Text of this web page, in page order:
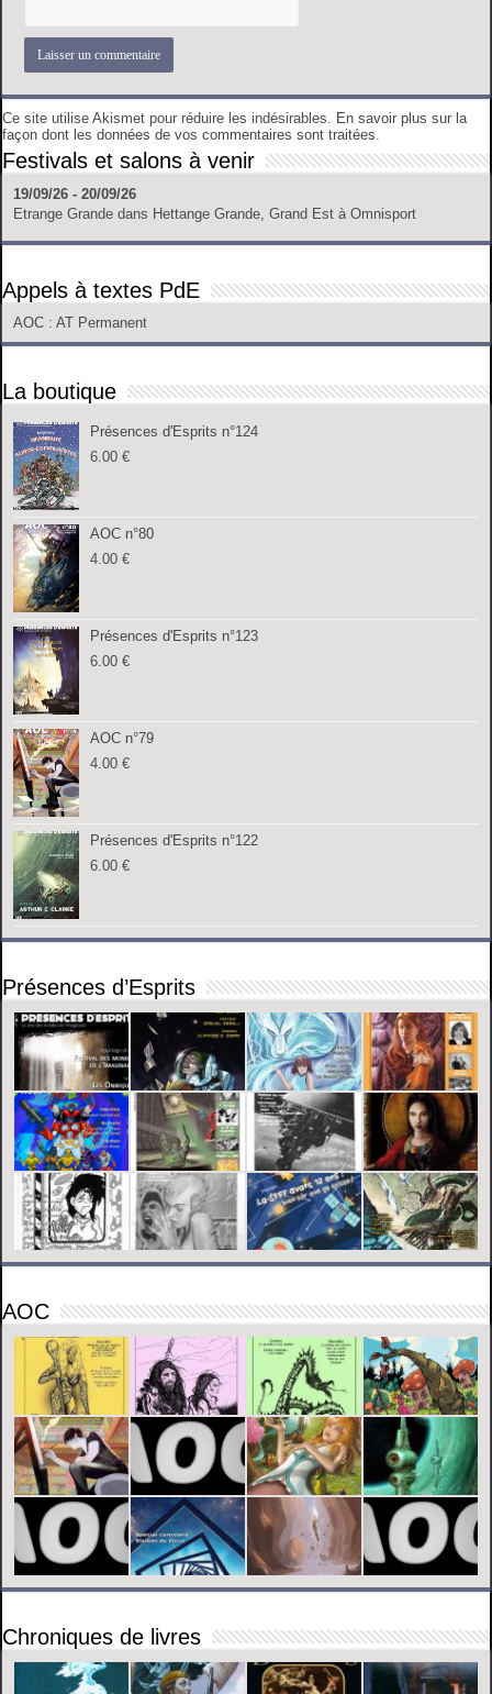
Ce site utilise Akismet pour réduire les indésirables.
En savoir plus sur la
façon dont les données de vos commentaires sont traitées
Festivals et salons à venir
19/09/26 - 20/09/26
Etrange Grande dans Hettange Grande, Grand Est à Omnisport
Appels à textes PdE
AOC : AT Permanent
La boutique
Présences d'Esprits n°124
6.00€
AOC n°80
4.00€
Présences d'Esprits n°123
6.00€
AOC n°79
4.00€
Présences d'Esprits n°122
6.00€
Présences d’Esprits
AOC
Chroniques de livres